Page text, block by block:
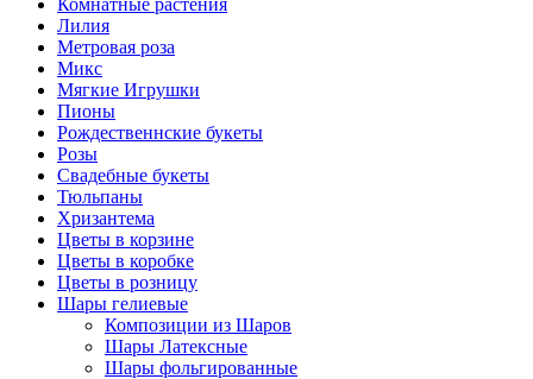
Лилия
Метровая роза
Микс
Мягкие Игрушки
Пионы
Рождественнские букеты
Розы
Свадебные букеты
Тюльпаны
Хризантема
Цветы в корзине
Цветы в коробке
Цветы в розницу
Шары гелиевые
Композиции из Шаров
Шары Латексные
Шары фольгированные